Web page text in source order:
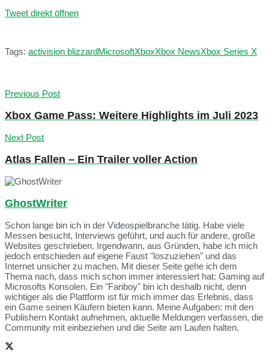
Tweet direkt öffnen
Tags: activision blizzardMicrosoftXboxXbox NewsXbox Series X
Previous Post
Xbox Game Pass: Weitere Highlights im Juli 2023
Next Post
Atlas Fallen – Ein Trailer voller Action
GhostWriter
Schon lange bin ich in der Videospielbranche tätig. Habe viele
Messen besucht, Interviews geführt, und auch für andere, große
Websites geschrieben. Irgendwann, aus Gründen, habe ich mich
jedoch entschieden auf eigene Faust "loszuziehen" und das
Internet unsicher zu machen. Mit dieser Seite gehe ich dem
Thema nach, dass mich schon immer interessiert hat: Gaming auf
Microsofts Konsolen. Ein "Fanboy" bin ich deshalb nicht, denn
wichtiger als die Plattform ist für mich immer das Erlebnis, dass
ein Game seinen Käufern bieten kann. Meine Aufgaben: mit den
Publishern Kontakt aufnehmen, aktuelle Meldungen verfassen, die
Community mit einbeziehen und die Seite am Laufen halten.